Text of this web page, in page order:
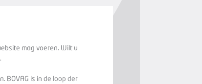
mag voeren. Wilt u
.
BOVAG is in de loop der